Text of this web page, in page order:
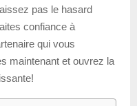
pas le hasard
confiance à
qui vous
maintenant et ouvrez la